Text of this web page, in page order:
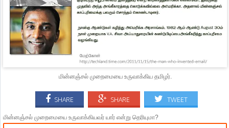
மின்னஞ்சல் முறைமையை உருவாக்கிய தமிழர்.
SHARE SHARE TWEET
மின்னஞ்சல் முறைமையை உருவாக்கியவர் யார் என்று தெரியுமா?